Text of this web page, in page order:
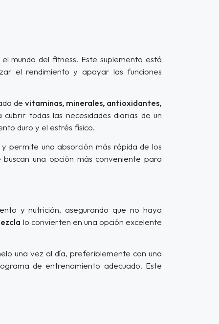
mundo del fitness. Este suplemento está
el rendimiento y apoyar las funciones
de vitaminas, minerales, antioxidantes,
todas las necesidades diarias de un
duro y el estrés físico.
permite una absorción más rápida de los
una opción más conveniente para
y nutrición, asegurando que no haya
lo convierten en una opción excelente
una vez al día, preferiblemente con una
de entrenamiento adecuado. Este